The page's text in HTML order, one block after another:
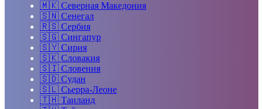
🇲🇰 Северная Македония
🇸🇳 Сенегал
🇷🇸 Сербия
🇸🇬 Сингапур
🇸🇾 Сирия
🇸🇰 Словакия
🇸🇮 Словения
🇸🇩 Судан
🇸🇱 Сьерра-Леоне
🇹🇭 Таиланд